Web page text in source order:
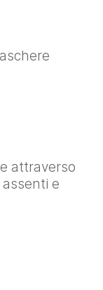
attraverso
e